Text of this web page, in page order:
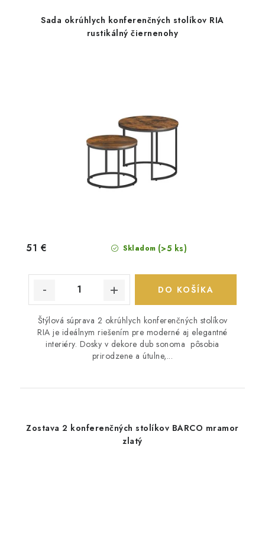
Sada okrúhlych konferenčných stolíkov RIA
rustikálný čiernenohy
Skladom (>5 ks)
51 €
DO KOŠÍKA
Štýlová súprava 2 okrúhlych konferenčných stolíkov
RIA je ideálnym riešením pre moderné aj elegantné
interiéry. Dosky v dekore dub sonoma pôsobia
prirodzene a útulne,...
Zostava 2 konferenčných stolíkov BARCO mramor
zlatý